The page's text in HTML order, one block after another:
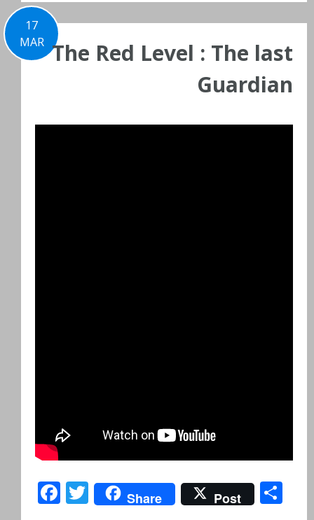
17
MAR The Red Level : The last
Guardian
Facebook
Twitter
Share Post